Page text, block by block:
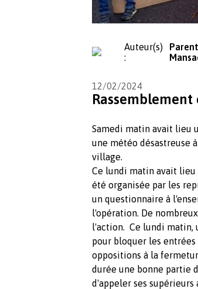
Auteur(s)
:
12/02/2024
Samedi matin avait lieu
une météo désastreuse
village.
Ce lundi matin avait lieu
été organisée par les
un questionnaire à
l'opération. De
l'action. Ce lundi matin,
pour bloquer les
oppositions à la
durée une bonne partie
d'appeler ses